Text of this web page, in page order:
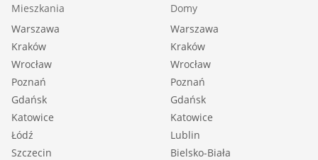
Mieszkania
Warszawa
Kraków
Wrocław
Poznań
Gdańsk
Katowice
Łódź
Szczecin
Domy
Warszawa
Kraków
Wrocław
Poznań
Gdańsk
Katowice
Lublin
Bielsko-Biała